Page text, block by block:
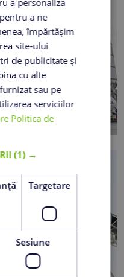
a personaliza
a ne
împărtășim
site-ului
de publicitate și
cu alte
sau pe
serviciilor
Politica de
(1) →
Targetare
Sesiune